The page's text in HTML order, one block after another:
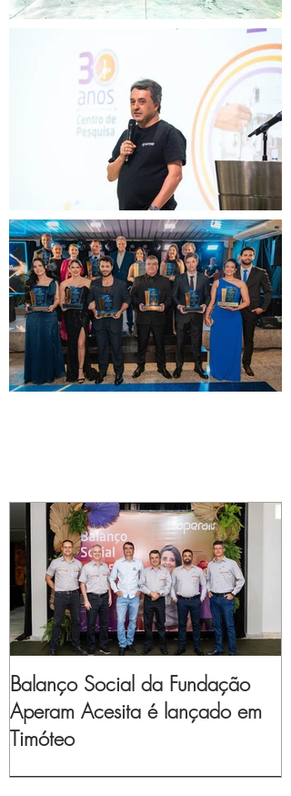
Balanço Social da Fundação
Aperam Acesita é lançado em
Timóteo